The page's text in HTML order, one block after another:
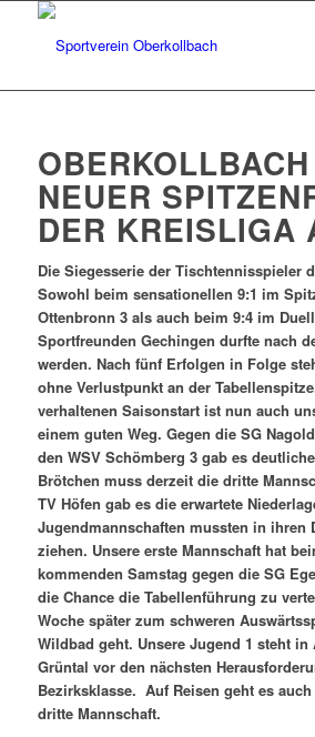
NEUER
DER KREISLIGA
Die Siegesserie der Tischtennisspieler
Sowohl beim sensationellen 9:1 im
Ottenbronn 3 als auch beim 9:4 im
Sportfreunden Gechingen durfte nach
werden. Nach fünf Erfolgen in Folge
ohne Verlustpunkt an der
verhaltenen Saisonstart ist nun auch
einem guten Weg. Gegen die SG
den WSV Schömberg 3 gab es
Brötchen muss derzeit die dritte
TV Höfen gab es die erwartete
Jugendmannschaften mussten in ihren
ziehen. Unsere erste Mannschaft hat
kommenden Samstag gegen die SG
die Chance die Tabellenführung zu
Woche später zum schweren
Wildbad geht. Unsere Jugend 1 steht in
Grüntal vor den nächsten
Bezirksklasse. Auf Reisen geht es
dritte Mannschaft.